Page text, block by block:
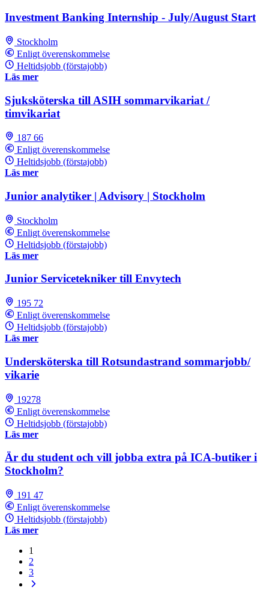
Investment Banking Internship - July/August Start
Stockholm
Enligt överenskommelse
Heltidsjobb (förstajobb)
Läs mer
Sjuksköterska till ASIH sommarvikariat /
timvikariat
187 66
Enligt överenskommelse
Heltidsjobb (förstajobb)
Läs mer
Junior analytiker | Advisory | Stockholm
Stockholm
Enligt överenskommelse
Heltidsjobb (förstajobb)
Läs mer
Junior Servicetekniker till Envytech
195 72
Enligt överenskommelse
Heltidsjobb (förstajobb)
Läs mer
Undersköterska till Rotsundastrand sommarjobb/
vikarie
19278
Enligt överenskommelse
Heltidsjobb (förstajobb)
Läs mer
Är du student och vill jobba extra på ICA-butiker i
Stockholm?
191 47
Enligt överenskommelse
Heltidsjobb (förstajobb)
Läs mer
1
2
3